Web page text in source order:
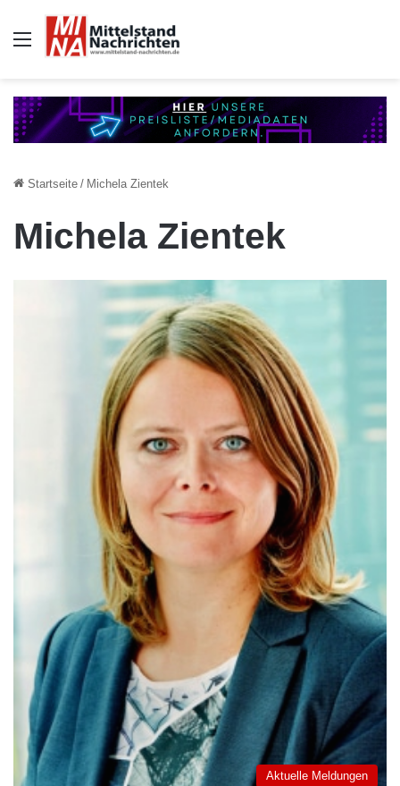
Auswahl
Startseite / Michela Zientek
Michela Zientek
Aktuelle Meldungen